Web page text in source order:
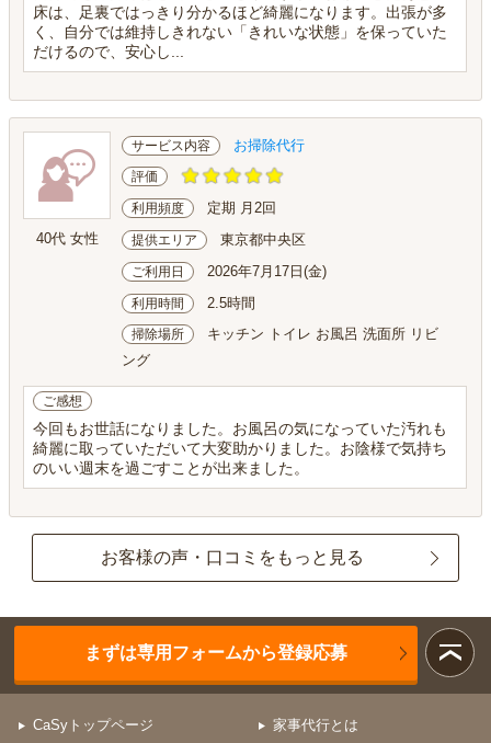
床は、足裏ではっきり分かるほど綺麗になります。出張が多
く、自分では維持しきれない「きれいな状態」を保っていた
だけるので、安心し...
40代 女性
サービス内容 お掃除代行
評価
利用頻度 定期 月2回
提供エリア 東京都中央区
ご利用日 2026年7月17日(金)
利用時間 2.5時間
掃除場所
キッチン トイレ お風呂 洗面所 リビ
ング
ご感想
今回もお世話になりました。お風呂の気になっていた汚れも
綺麗に取っていただいて大変助かりました。お陰様で気持ち
のいい週末を過ごすことが出来ました。
お客様の声・口コミをもっと見る
まずは専用フォームから登録応募
CaSyトップページ
家事代行とは